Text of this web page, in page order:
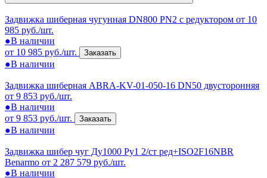
Задвижка шиберная чугунная DN800 PN2 с редуктором от 10
985 руб./шт.
●В наличии
от 10 985 руб./шт.
Заказать
●В наличии
Задвижка шиберная ABRA-KV-01-050-16 DN50 двусторонняя
от 9 853 руб./шт.
●В наличии
от 9 853 руб./шт.
Заказать
●В наличии
Задвижка шибер чуг Ду1000 Ру1 2/ст ред+ISO2F16NBR
Benarmo от 2 287 579 руб./шт.
●В наличии